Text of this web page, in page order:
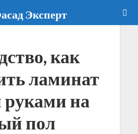
как
ламинат
руками на
пол